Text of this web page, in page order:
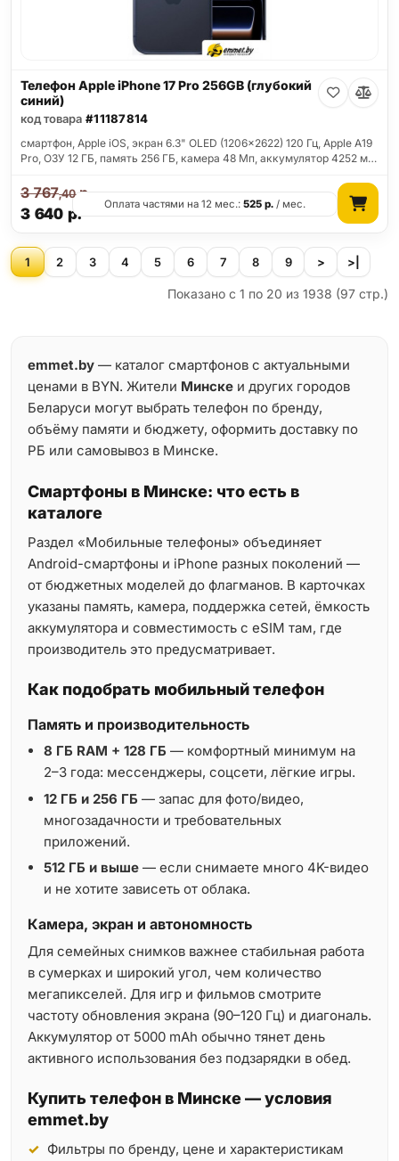
Телефон Apple iPhone 17 Pro 256GB (глубокий
синий)
код товара #11187814
смартфон, Apple iOS, экран 6.3" OLED (1206x2622) 120 Гц, Apple A19
Pro, ОЗУ 12 ГБ, память 256 ГБ, камера 48 Мп, аккумулятор 4252 м…
3 640 р.
3 767,40р.
Оплата частями на 12 мес.:525 р. / мес.
1 2 3 4 5 6 7 8 9 > >|
Показано с 1 по 20 из 1938 (97 стр.)
emmet.by — каталог смартфонов с актуальными
ценами в BYN. Жители Минске и других городов
Беларуси могут выбрать телефон по бренду,
объёму памяти и бюджету, оформить доставку по
РБ или самовывоз в Минске.
Смартфоны в Минске: что есть в
каталоге
Раздел «Мобильные телефоны» объединяет
Android-смартфоны и iPhone разных поколений —
от бюджетных моделей до флагманов. В карточках
указаны память, камера, поддержка сетей, ёмкость
аккумулятора и совместимость с eSIM там, где
производитель это предусматривает.
Как подобрать мобильный телефон
Память и производительность
8 ГБ RAM + 128 ГБ — комфортный минимум на
2–3 года: мессенджеры, соцсети, лёгкие игры.
12 ГБ и 256 ГБ — запас для фото/видео,
многозадачности и требовательных
приложений.
512 ГБ и выше — если снимаете много 4K-видео
и не хотите зависеть от облака.
Камера, экран и автономность
Для семейных снимков важнее стабильная работа
в сумерках и широкий угол, чем количество
мегапикселей. Для игр и фильмов смотрите
частоту обновления экрана (90–120 Гц) и диагональ.
Аккумулятор от 5000 mAh обычно тянет день
активного использования без подзарядки в обед.
Купить телефон в Минске — условия
emmet.by
Фильтры по бренду, цене и характеристикам